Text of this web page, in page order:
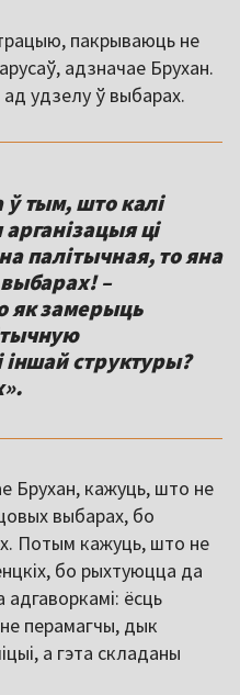
пакрываюць не
адзначае Брухан.
удзелу ў выбарах.
ў тым, што калі
ці
палітычная, то яна
–
як замерыць
іншай структуры?
Брухан, кажуць, што не
выбарах, бо
Потым кажуць, што не
бо рыхтуюцца да
адгаворкамі: ёсць
перамагчы, дык
а гэта складаны